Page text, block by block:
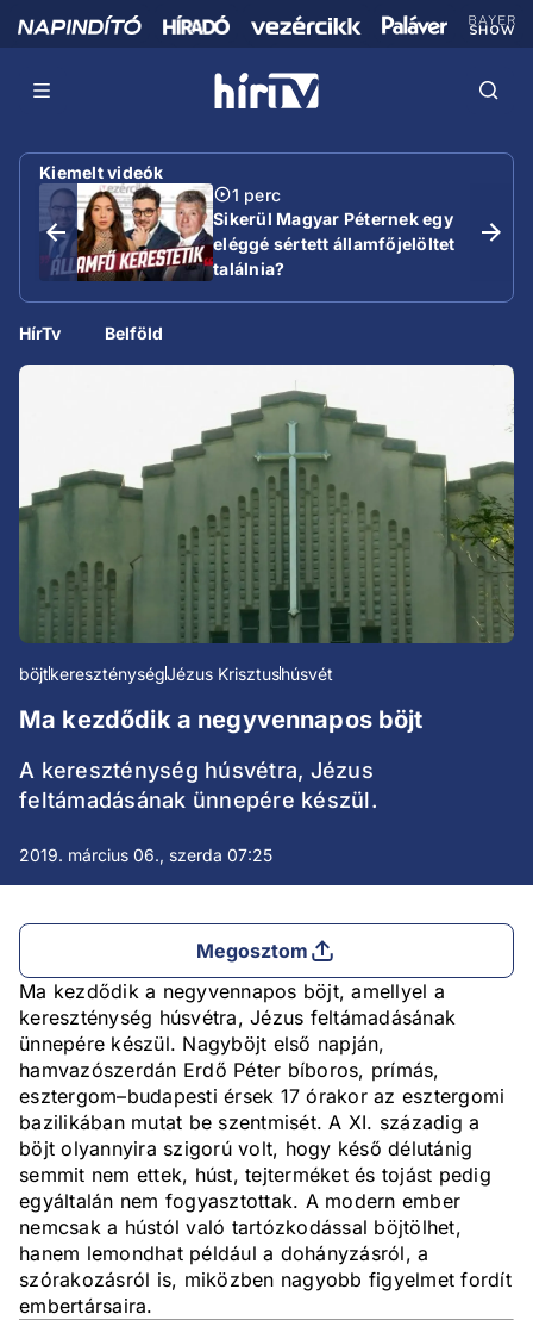
Kiemelt videók
1 perc
Sikerül Magyar Péternek egy
eléggé sértett államfőjelöltet
találnia?
HírTv Belföld
böjtkereszténységJézus Krisztushúsvét
Ma kezdődik a negyvennapos böjt
A kereszténység húsvétra, Jézus
feltámadásának ünnepére készül.
2019. március 06., szerda 07:25
Megosztom
Ma kezdődik a negyvennapos böjt, amellyel a
kereszténység húsvétra, Jézus feltámadásának
ünnepére készül. Nagyböjt első napján,
hamvazószerdán Erdő Péter bíboros, prímás,
esztergom–budapesti érsek 17 órakor az esztergomi
bazilikában mutat be szentmisét. A XI. századig a
böjt olyannyira szigorú volt, hogy késő délutánig
semmit nem ettek, húst, tejterméket és tojást pedig
egyáltalán nem fogyasztottak. A modern ember
nemcsak a hústól való tartózkodással böjtölhet,
hanem lemondhat például a dohányzásról, a
szórakozásról is, miközben nagyobb figyelmet fordít
embertársaira.